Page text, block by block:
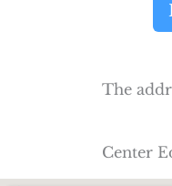
The
Center